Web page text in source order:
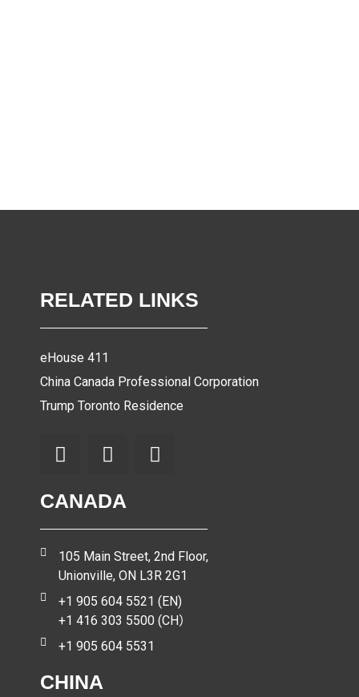
RELATED LINKS
eHouse 411
China Canada Professional Corporation
Trump Toronto Residence
CANADA
105 Main Street, 2nd Floor,
Unionville, ON L3R 2G1
+1 905 604 5521 (EN)
+1 416 303 5500 (CH）
+1 905 604 5531
CHINA